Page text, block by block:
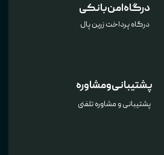
درگاه امن بانکی
درگاه پرداخت زرین پال
پشتیبانی و مشاوره
پشتیبانی و مشاوره تلفنی